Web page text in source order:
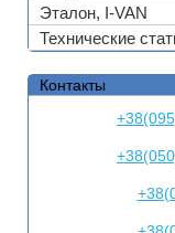
Эталон, I-VAN
Технические
Контакты